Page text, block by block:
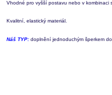
Vhodné pro vyšší postavu nebo v kombinaci
Kvalitní, elastický materiál.
Náš TYP: doplnění jednoduchým šperkem